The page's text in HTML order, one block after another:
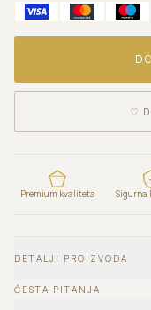
♡
Premium kvaliteta Sigurna
DETALJI PROIZVODA
ČESTA PITANJA